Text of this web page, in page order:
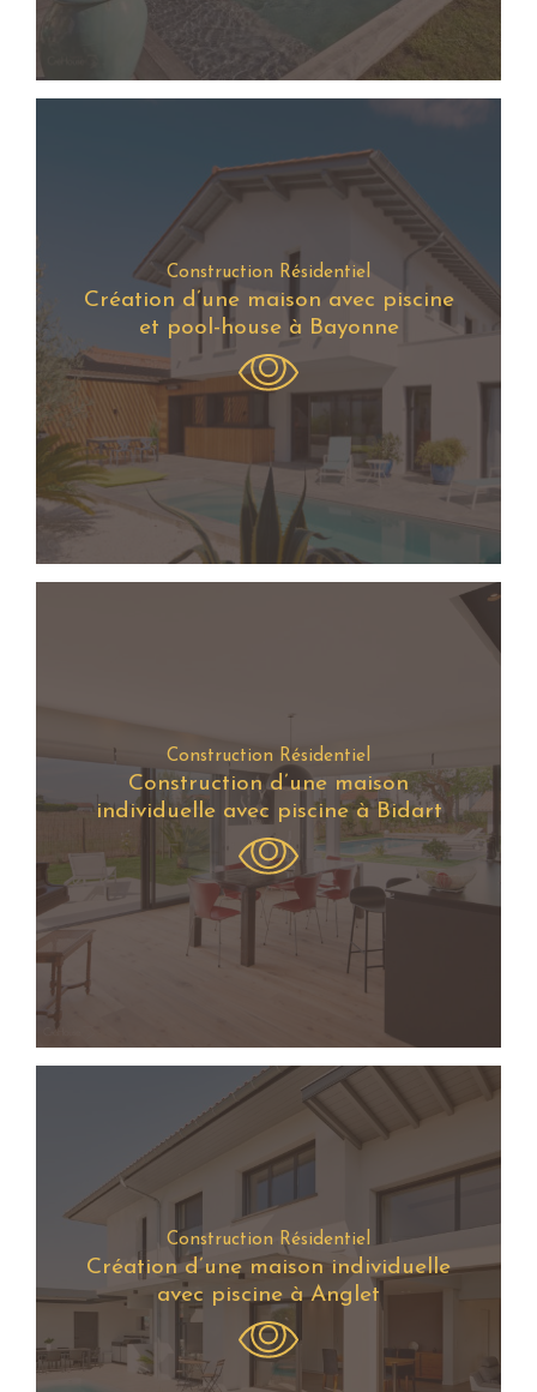
Construction Résidentiel
Création d’une maison avec piscine
et pool-house à Bayonne
Construction Résidentiel
Construction d’une maison
individuelle avec piscine à Bidart
Construction Résidentiel
Création d’une maison individuelle
avec piscine à Anglet